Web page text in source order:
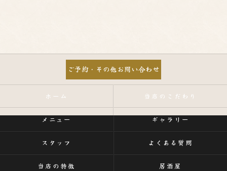
ご予約・その他お問い合わせ
ホーム 当店のこだわり
メニュー ギャラリー
スタッフ よくある質問
当店の特徴 居酒屋